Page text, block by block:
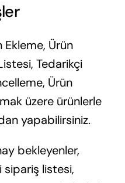
Ekleme, Ürün
Tedarikçi
Ürün
üzere ürünlerle
yapabilirsiniz.
bekleyenler,
sipariş listesi,